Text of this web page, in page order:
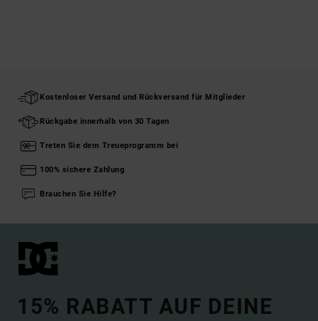
Kostenloser Versand und Rückversand für Mitglieder
Rückgabe innerhalb von 30 Tagen
Treten Sie dem Treueprogramm bei
100% sichere Zahlung
Brauchen Sie Hilfe?
15% RABATT AUF DEINE